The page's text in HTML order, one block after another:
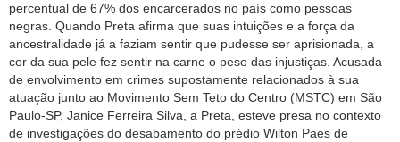
percentual de 67% dos encarcerados no país como pessoas
negras. Quando Preta afirma que suas intuições e a força da
ancestralidade já a faziam sentir que pudesse ser aprisionada, a
cor da sua pele fez sentir na carne o peso das injustiças. Acusada
de envolvimento em crimes supostamente relacionados à sua
atuação junto ao Movimento Sem Teto do Centro (MSTC) em São
Paulo-SP, Janice Ferreira Silva, a Preta, esteve presa no contexto
de investigações do desabamento do prédio Wilton Paes de